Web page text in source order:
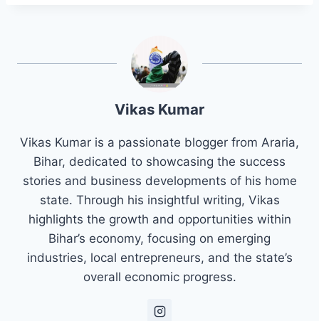
Vikas Kumar
Vikas Kumar is a passionate blogger from Araria,
Bihar, dedicated to showcasing the success
stories and business developments of his home
state. Through his insightful writing, Vikas
highlights the growth and opportunities within
Bihar’s economy, focusing on emerging
industries, local entrepreneurs, and the state’s
overall economic progress.